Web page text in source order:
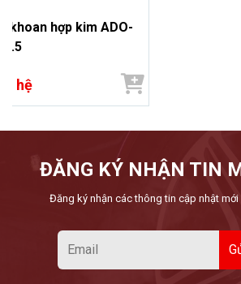
khoan hợp kim ADO-
5.5
hệ
ĐĂNG KÝ NHẬN TIN
Đăng ký nhận các thông tin cập nhật